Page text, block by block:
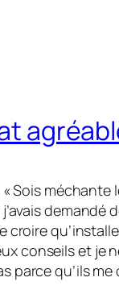
conseils et
qu’ils